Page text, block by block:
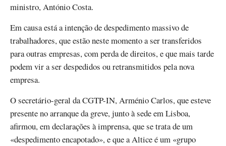
ministro, António Costa.
Em causa está a intenção de despedimento massivo de
trabalhadores, que estão neste momento a ser transferidos
para outras empresas, com perda de direitos, e que mais tarde
podem vir a ser despedidos ou retransmitidos pela nova
empresa.
O secretário-geral da CGTP-IN, Arménio Carlos, que esteve
presente no arranque da greve, junto à sede em Lisboa,
afirmou, em declarações à imprensa, que se trata de um
«despedimento encapotado», e que a Altice é um «grupo